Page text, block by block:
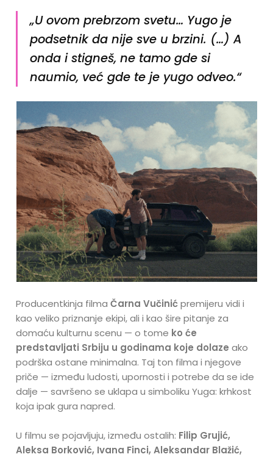
„U ovom prebrzom svetu… Yugo je
podsetnik da nije sve u brzini. (…) A
onda i stigneš, ne tamo gde si
naumio, već gde te je yugo odveo.“
Producentkinja filmaČarna Vučinićpremijeru vidi i
kao veliko priznanje ekipi, ali i kao šire pitanje za
domaću kulturnu scenu — o tome ko će
predstavljati Srbiju u godinama koje dolaze ako
podrška ostane minimalna. Taj ton filma i njegove
priče — između ludosti, upornosti i potrebe da se ide
dalje — savršeno se uklapa u simboliku Yuga: krhkost
koja ipak gura napred.
U filmu se pojavljuju, između ostalih: Filip Grujić,
Aleksa Borković, Ivana Finci, Aleksandar Blažić,